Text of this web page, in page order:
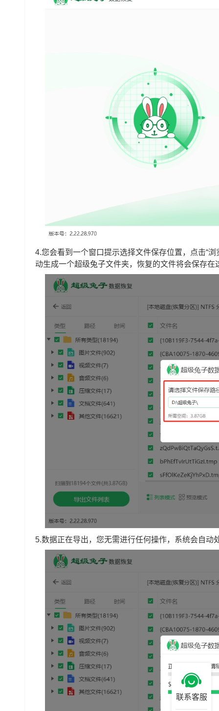
4.您会看到一个窗口提示选择文件保存位置，点击“
动生成一个超级兔子文件夹，恢复的文件将会保存在
5.数据正在导出，您无需进行任何操作，系统会自
联系客服